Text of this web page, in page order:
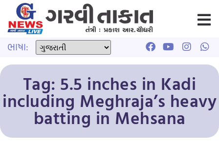
ભાષા:
Tag: 5.5 inches in Kadi
including Meghraja’s heavy
batting in Mehsana